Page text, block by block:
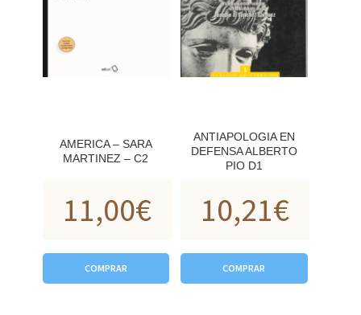
AMERICA – SARA
MARTINEZ – C2
11,00€
COMPRAR
ANTIAPOLOGIA EN
DEFENSA ALBERTO
PIO D1
10,21€
COMPRAR